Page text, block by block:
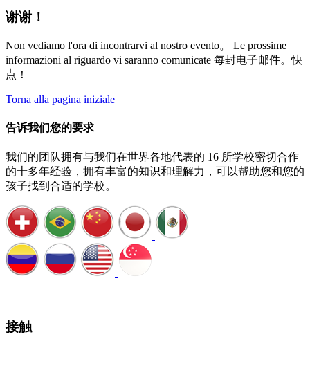
谢谢！
Non vediamo l'ora di incontrarvi al nostro evento。 Le prossime
informazioni al riguardo vi saranno comunicate 每封电子邮件。快
点！
Torna alla pagina iniziale
告诉我们您的要求
我们的团队拥有与我们在世界各地代表的 16 所学校密切合作
的十多年经验，拥有丰富的知识和理解力，可以帮助您和您的
孩子找到合适的学校。
接触